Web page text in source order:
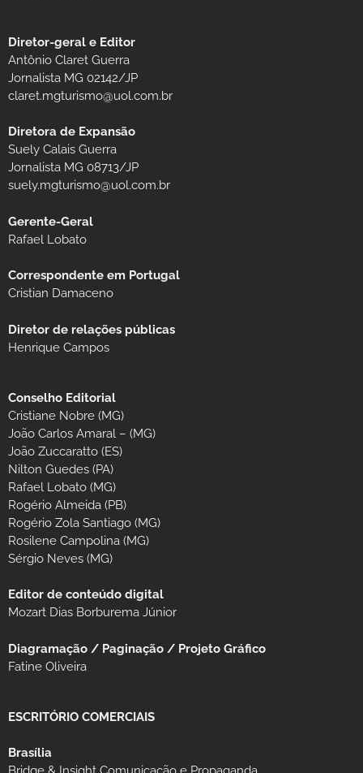
Diretor-geral e Editor
Antônio Claret Guerra
Jornalista MG 02142/JP
claret.mgturismo@uol.com.br
Diretora de Expansão
Suely Calais Guerra
Jornalista MG 08713/JP
suely.mgturismo@uol.com.br
Gerente-Geral
Rafael Lobato
Correspondente em Portugal
Cristian Damaceno
Diretor de relações públicas
Henrique Campos
Conselho Editorial
Cristiane Nobre (MG)
João Carlos Amaral – (MG)
João Zuccaratto (ES)
Nilton Guedes (PA)
Rafael Lobato (MG)
Rogério Almeida (PB)
Rogério Zola Santiago (MG)
Rosilene Campolina (MG)
Sérgio Neves (MG)
Editor de conteúdo digital
Mozart Dias Borburema Júnior
Diagramação / Paginação / Projeto Gráfico
Fatine Oliveira
ESCRITÓRIO COMERCIAIS
Brasília